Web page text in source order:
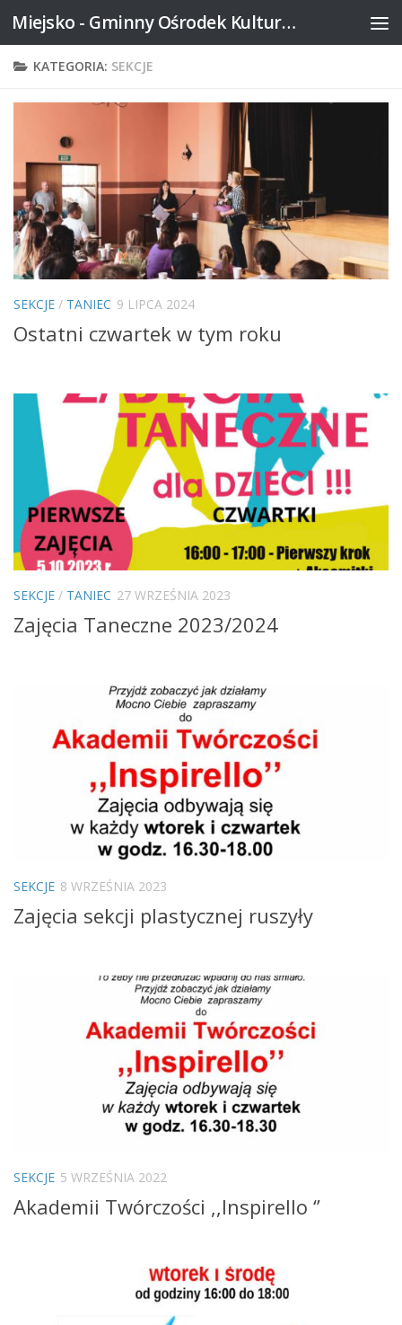
Skip to content Miejsko - Gminny Ośrodek Kultury w Mikstacie
KATEGORIA: SEKCJE
SEKCJE / TANIEC 9 LIPCA 2024
Ostatni czwartek w tym roku
SEKCJE / TANIEC 27 WRZEŚNIA 2023
Zajęcia Taneczne 2023/2024
SEKCJE 8 WRZEŚNIA 2023
Zajęcia sekcji plastycznej ruszyły
SEKCJE 5 WRZEŚNIA 2022
Akademii Twórczości ,,Inspirello ‘’